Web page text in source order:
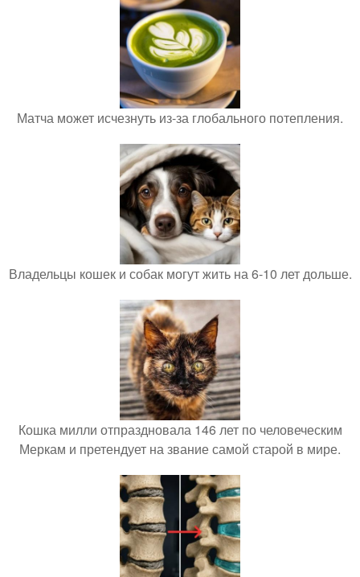
Матча может исчезнуть из-за глобального потепления.
Владельцы кошек и собак могут жить на 6-10 лет дольше.
Кошка милли отпраздновала 146 лет по человеческим
Меркам и претендует на звание самой старой в мире.